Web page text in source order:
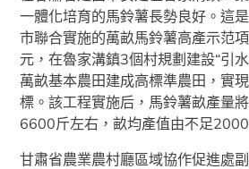
一體化培育的馬鈴薯長勢良好。這
市聯合實施的萬畝馬鈴薯高產示范
元，在魯家溝鎮3個村規劃建設“引
萬畝基本農田建成高標準農田，實
標。該工程實施后，馬鈴薯畝產量
6600斤左右，畝均產值由不足
甘肅省農業農村廳區域協作促進處